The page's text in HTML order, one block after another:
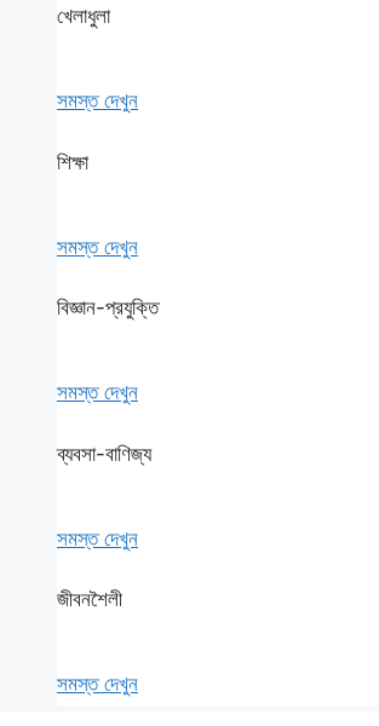
খেলাধুলা
সমস্ত দেখুন
শিক্ষা
সমস্ত দেখুন
বিজ্ঞান-প্রযুক্তি
সমস্ত দেখুন
ব্যবসা-বাণিজ্য
সমস্ত দেখুন
জীবনশৈলী
সমস্ত দেখুন